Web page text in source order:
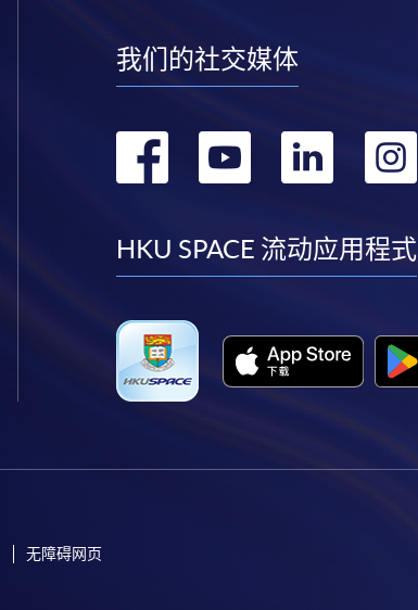
我们的社交媒体
转
facebook
转
youtube
转
HKU SPACE 流动应用程式
无障碍网页